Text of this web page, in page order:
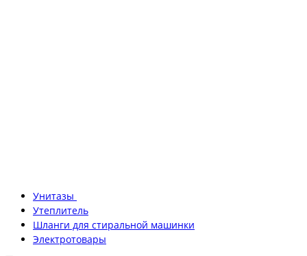
Унитазы
Утеплитель
Шланги для стиральной машинки
Электротовары